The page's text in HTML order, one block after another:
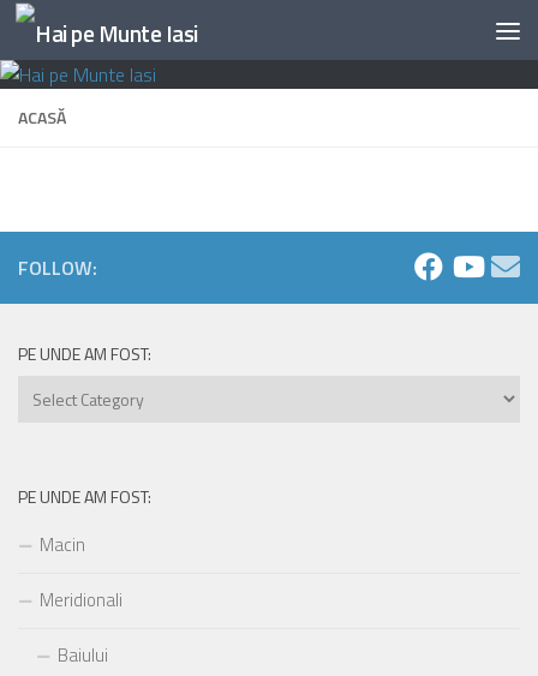
Skip to content
ACASĂ
FOLLOW:
PE UNDE AM FOST:
Pe
PE UNDE AM FOST:
Macin
Meridionali
Baiului